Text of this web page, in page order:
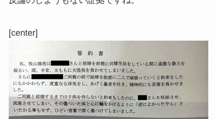
[center]